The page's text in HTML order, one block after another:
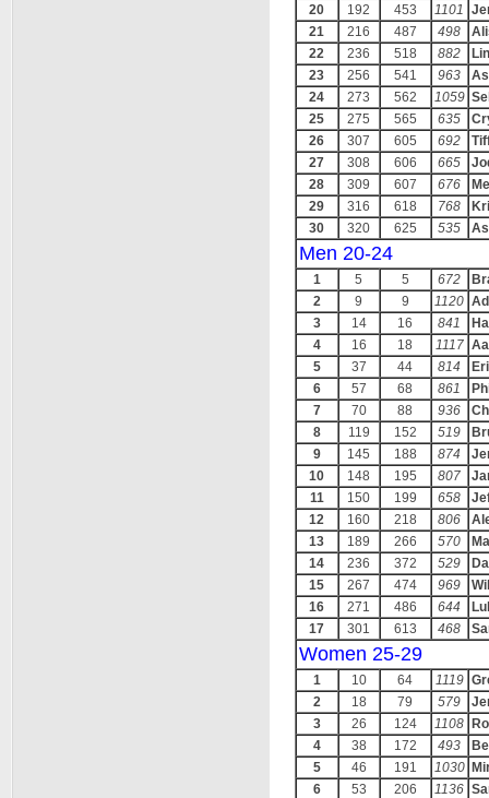
20
192 453 1101
21
216 487 498
22
236 518 882
23
256 541 963
24
273 562 1059
25
275 565 635
26
307 605 692
27
308 606 665
28
309 607 676
29
316 618 768
30
320 625 535
Men 20-24
1 5 5 672
2
9 9 1120
3
14 16 841
4
16 18 1117
5
37 44 814
6
57 68 861
7
70 88 936
8
119 152 519
9
145 188 874
10
148 195 807
11
150 199 658
12
160 218 806
13
189 266 570
14
236 372 529
15
267 474 969
16
271 486 644
17
301 613 468
Women 25-29
1 10 64 1119
2
18 79 579
3
26 124 1108
4
38 172 493
5
46 191 1030
6
53 206 1136